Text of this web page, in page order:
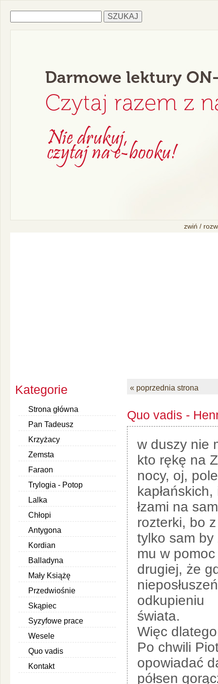
zwiń /
Kategorie
Strona główna
Pan Tadeusz
Krzyżacy
Zemsta
Faraon
Trylogia - Potop
Lalka
Chłopi
Antygona
Kordian
Balladyna
Mały Książę
Przedwiośnie
Skąpiec
Syzyfowe prace
Wesele
Quo vadis
Kontakt
« poprzednia strona
Quo vadis -
w duszy nie
kto rękę na
nocy, oj,
łzami na
rozterki, bo
tylko sam by
mu w pomoc
drugiej, że
odkupieniu
świata.
Więc
Po chwili
opowiadać
półsen